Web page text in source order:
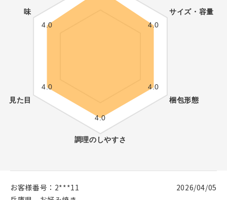
お客様番号： 2***11
2026/04/05